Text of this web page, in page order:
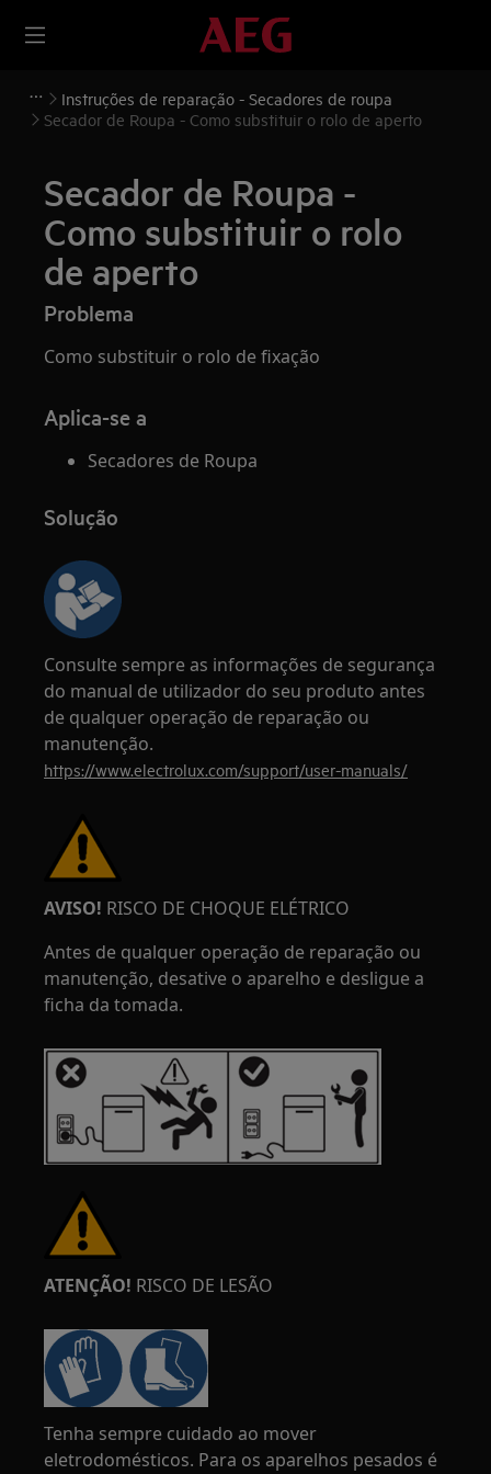
Instruções de reparação - Secadores de roupa
Secador de Roupa - Como substituir o rolo de aperto
Secador de Roupa -
Como substituir o rolo
de aperto
Problema
Como substituir o rolo de fixação
Aplica-se a
Secadores de Roupa
Solução
Consulte sempre as informações de segurança
do manual de utilizador do seu produto antes
de qualquer operação de reparação ou
manutenção.
https://www.electrolux.com/support/user-manuals/
AVISO! RISCO DE CHOQUE ELÉTRICO
Antes de qualquer operação de reparação ou
manutenção, desative o aparelho e desligue a
ficha da tomada.
ATENÇÃO! RISCO DE LESÃO
Tenha sempre cuidado ao mover
eletrodomésticos. Para os aparelhos pesados é